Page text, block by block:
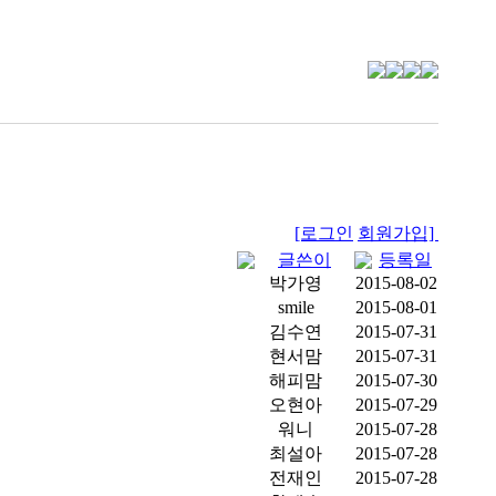
[로그인 회원가입]
글쓴이
등록일
박가영
2015-08-02
smile
2015-08-01
김수연
2015-07-31
현서맘
2015-07-31
해피맘
2015-07-30
오현아
2015-07-29
워니
2015-07-28
최설아
2015-07-28
전재인
2015-07-28